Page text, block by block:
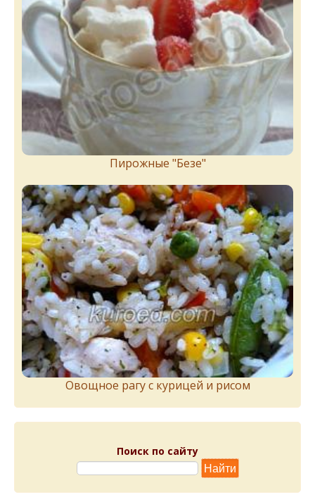
Пирожныe "Бeзe"
Овощное рагу с курицей и рисом
Поиск по сайту